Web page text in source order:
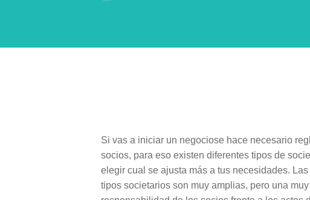
Si vas a iniciar un negociose hace necesario
socios, para eso existen diferentes tipos de
elegir cual se ajusta más a tus necesidades.
tipos societarios son muy amplias, pero una